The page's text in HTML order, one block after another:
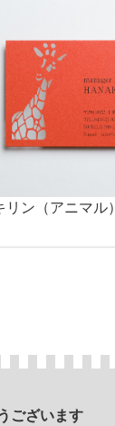
リン（アニマル）
ございます